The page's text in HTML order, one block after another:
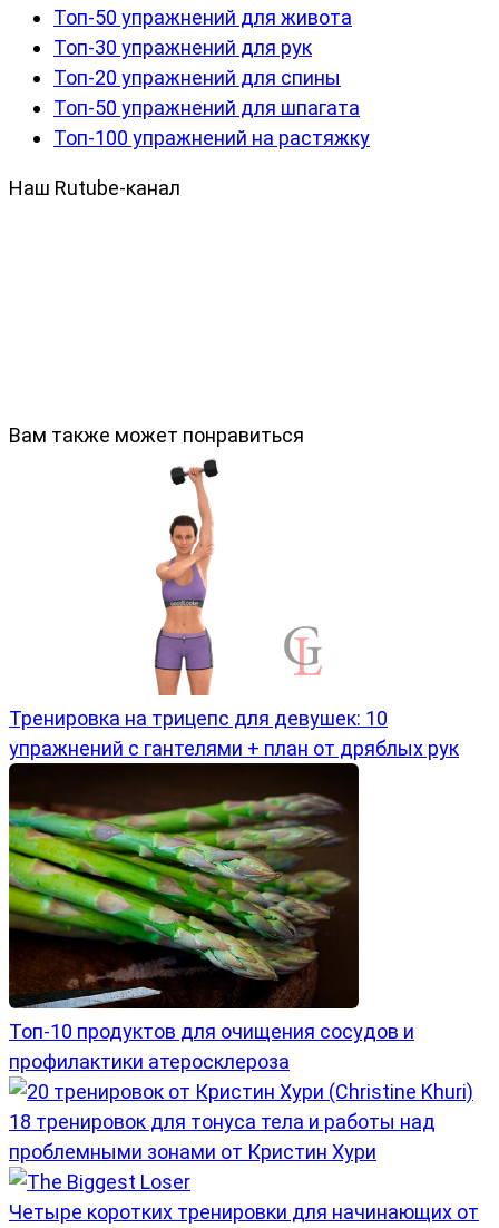
Топ-50 упражнений для живота
Топ-30 упражнений для рук
Топ-20 упражнений для спины
Топ-50 упражнений для шпагата
Топ-100 упражнений на растяжку
Наш Rutube-канал
Вам также может понравиться
Тренировка на трицепс для девушек: 10
упражнений с гантелями + план от дряблых рук
Топ-10 продуктов для очищения сосудов и
профилактики атеросклероза
18 тренировок для тонуса тела и работы над
проблемными зонами от Кристин Хури
Четыре коротких тренировки для начинающих от